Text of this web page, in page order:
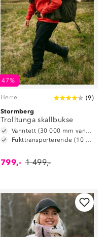
47%
Herre (9)
Stormberg
Trolltunga skallbukse
Vanntett (30 000 mm vannsøyle)
Fukttransporterende (10 000 g/m2/24t)
799,- 1 499,-